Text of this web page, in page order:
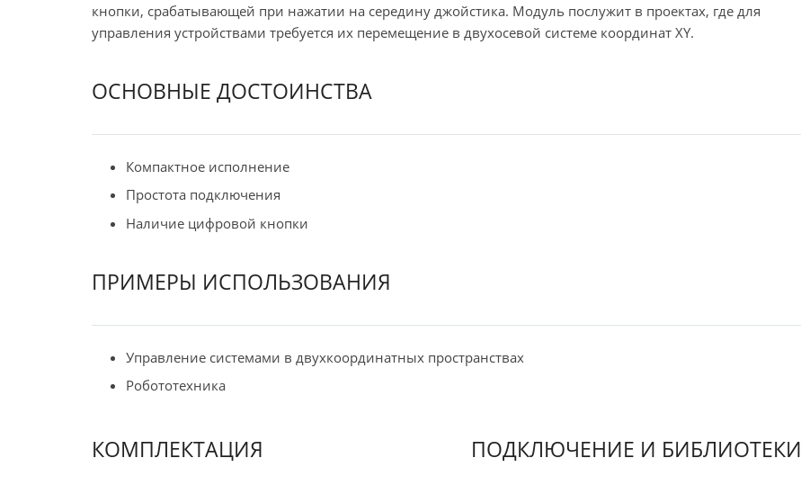
кнопки, срабатывающей при нажатии на середину джойстика. Модуль послужит в проектах, где для
управления устройствами требуется их перемещение в двухосевой системе координат XY.
ОСНОВНЫЕ ДОСТОИНСТВА
Компактное исполнение
Простота подключения
Наличие цифровой кнопки
ПРИМЕРЫ ИСПОЛЬЗОВАНИЯ
Управление системами в двухкоординатных пространствах
Робототехника
КОМПЛЕКТАЦИЯ ПОДКЛЮЧЕНИЕ И БИБЛИОТЕКИ